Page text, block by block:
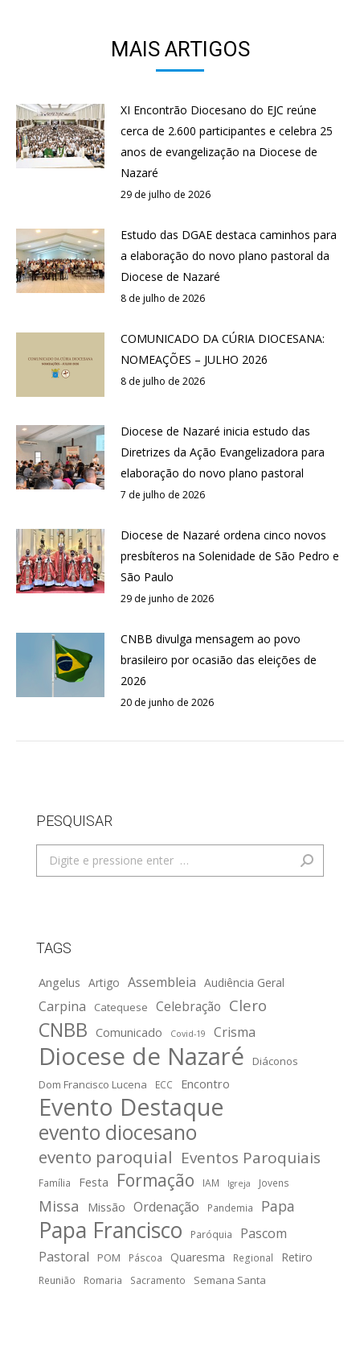
MAIS ARTIGOS
XI Encontrão Diocesano do EJC reúne
cerca de 2.600 participantes e celebra 25
anos de evangelização na Diocese de
Nazaré
29 de julho de 2026
Estudo das DGAE destaca caminhos para
a elaboração do novo plano pastoral da
Diocese de Nazaré
8 de julho de 2026
COMUNICADO DA CÚRIA DIOCESANA:
NOMEAÇÕES – JULHO 2026
8 de julho de 2026
Diocese de Nazaré inicia estudo das
Diretrizes da Ação Evangelizadora para
elaboração do novo plano pastoral
7 de julho de 2026
Diocese de Nazaré ordena cinco novos
presbíteros na Solenidade de São Pedro e
São Paulo
29 de junho de 2026
CNBB divulga mensagem ao povo
brasileiro por ocasião das eleições de
2026
20 de junho de 2026
PESQUISAR
Search:
TAGS
Angelus Artigo Assembleia Audiência Geral
Carpina Catequese Celebração Clero
CNBB Comunicado Covid-19 Crisma
Diocese de Nazaré
Diáconos
Dom Francisco Lucena
ECC Encontro
Evento Destaque
evento diocesano
evento paroquial Eventos Paroquiais
Família Festa Formação IAM Igreja Jovens
Missa Missão Ordenação Pandemia Papa
Papa Francisco Paróquia
Pascom
Pastoral
POM Páscoa Quaresma Regional Retiro
Reunião Romaria Sacramento Semana Santa